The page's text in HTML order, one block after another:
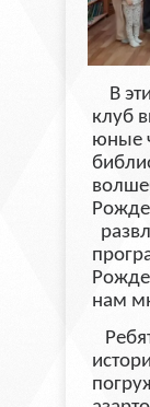
В
клуб
юные
нам